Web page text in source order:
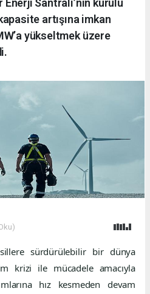
Enerji Santrali’nin kurulu
artışına imkan
yükseltmek üzere
sürdürülebilir bir dünya
krizi ile mücadele amacıyla
hız kesmeden devam